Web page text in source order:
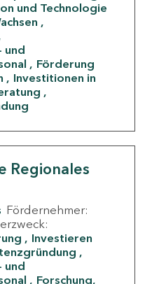
und Technologie
und
Förderung
Investitionen in
Regionales
Fördernehmer:
Investieren
und
Forschung,